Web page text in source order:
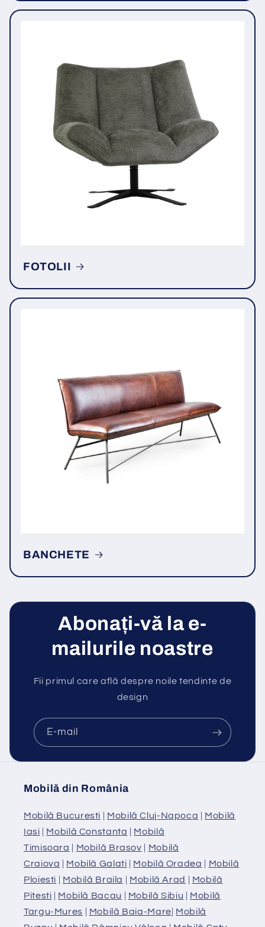
FOTOLII
BANCHETE
Abonați-vă la e-
mailurile noastre
Fii primul care află despre noile tendinte de
design
E-mail
Mobilă din România
Mobilă Bucuresti | Mobilă Cluj-Napoca | Mobilă
Iasi | Mobilă Constanta | Mobilă
Timisoara | Mobilă Brasov | Mobilă
Craiova | Mobilă Galati | Mobilă Oradea | Mobilă
Ploiesti | Mobilă Braila | Mobilă Arad | Mobilă
Pitesti | Mobilă Bacau | Mobilă Sibiu | Mobilă
Targu-Mures | Mobilă Baia-Mare| Mobilă